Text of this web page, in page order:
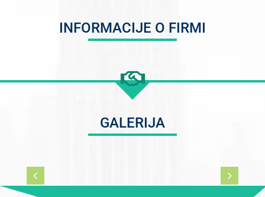
INFORMACIJE O FIRMI
GALERIJA